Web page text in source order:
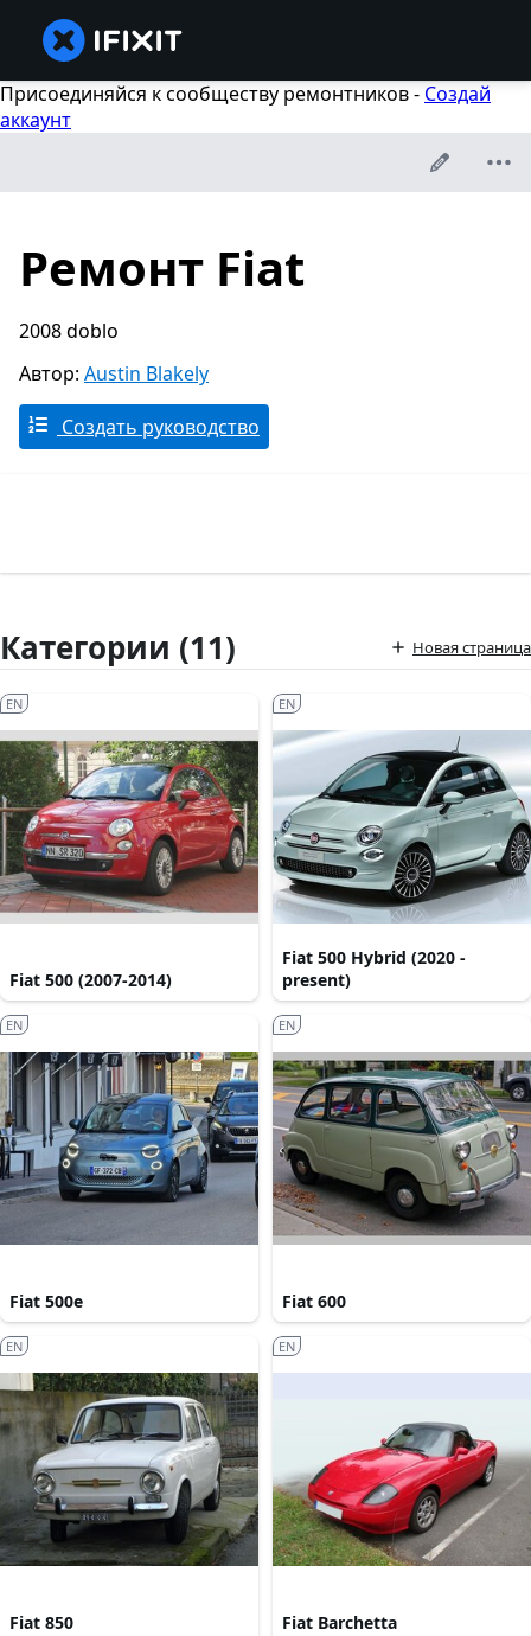
Присоединяйся к сообществу ремонтников - Создай
аккаунт
Ремонт Fiat
2008 doblo
Автор: Austin Blakely
Создать руководство
Категории (11) Новая страница
Fiat 500 (2007-2014)
EN
Fiat 500 Hybrid (2020 -
present)
EN
Fiat 500e
EN
Fiat 600
EN
Fiat 850
EN
Fiat Barchetta
EN